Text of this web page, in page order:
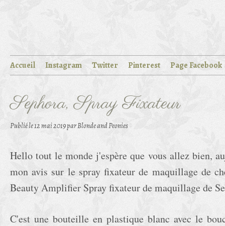
Accueil Instagram Twitter Pinterest Page Facebook
Sephora, Spray Fixateur
Publié le12 mai 2019par Blonde and Peonies
Hello tout le monde j'espère que vous allez bien,
mon avis sur le spray fixateur de maquillage de
Beauty Amplifier Spray fixateur de maquillage de
C'est une bouteille en plastique blanc avec le